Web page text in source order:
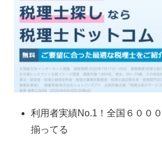
利用者実績No.1！全国６００
揃ってる